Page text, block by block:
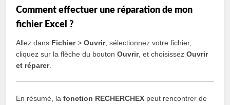
Comment effectuer une réparation de mon
fichier Excel ?
Allez dans Fichier>Ouvrir, sélectionnez votre fichier,
cliquez sur la flèche du boutonOuvrir, et choisissezOuvrir
et réparer.
En résumé, lafonction RECHERCHEX peut rencontrer de